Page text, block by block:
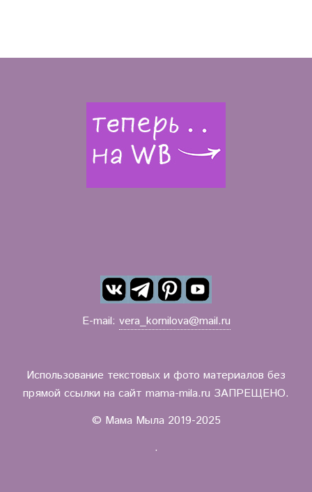
E-mail: vera_kornilova@mail.ru
Использование текстовых и фото материалов без
прямой ссылки на сайт mama-mila.ru ЗАПРЕЩЕНО.
© Мама Мыла 2019-2025
.